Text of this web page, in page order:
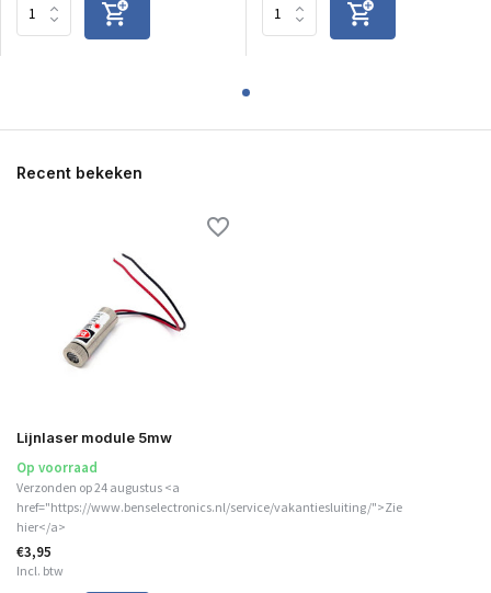
Recent bekeken
Lijnlaser module 5mw
Op voorraad
Verzonden op 24 augustus <a
href="https://www.benselectronics.nl/service/vakantiesluiting/">Zie
hier</a>
€3,95
Incl. btw